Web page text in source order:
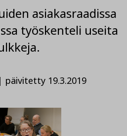
asiakasraadissa
työskenteli useita
päivitetty 19.3.2019